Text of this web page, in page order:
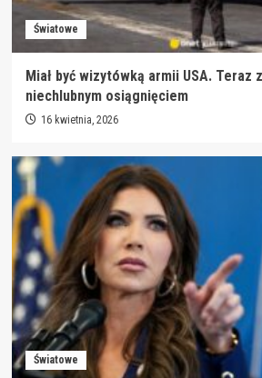
Światowe
Miał być wizytówką armii USA. Teraz
niechlubnym osiągnięciem
16 kwietnia, 2026
Światowe